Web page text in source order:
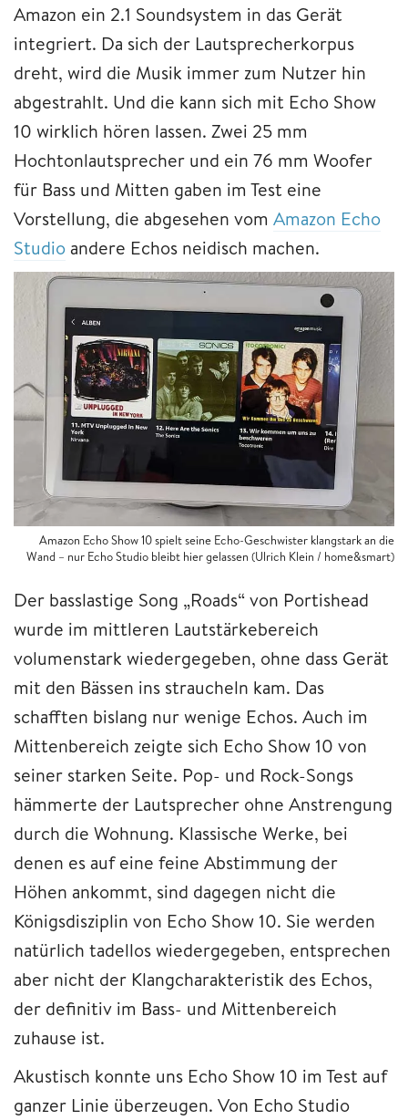
Amazon ein 2.1 Soundsystem in das Gerät
integriert. Da sich der Lautsprecherkorpus
dreht, wird die Musik immer zum Nutzer hin
abgestrahlt. Und die kann sich mit Echo Show
10 wirklich hören lassen. Zwei 25 mm
Hochtonlautsprecher und ein 76 mm Woofer
für Bass und Mitten gaben im Test eine
Vorstellung, die abgesehen vom Amazon Echo
Studio andere Echos neidisch machen.
Amazon Echo Show 10 spielt seine Echo-Geschwister klangstark an die
Wand – nur Echo Studio bleibt hier gelassen (Ulrich Klein / home&smart)
Der basslastige Song „Roads“ von Portishead
wurde im mittleren Lautstärkebereich
volumenstark wiedergegeben, ohne dass Gerät
mit den Bässen ins straucheln kam. Das
schafften bislang nur wenige Echos. Auch im
Mittenbereich zeigte sich Echo Show 10 von
seiner starken Seite. Pop- und Rock-Songs
hämmerte der Lautsprecher ohne Anstrengung
durch die Wohnung. Klassische Werke, bei
denen es auf eine feine Abstimmung der
Höhen ankommt, sind dagegen nicht die
Königsdisziplin von Echo Show 10. Sie werden
natürlich tadellos wiedergegeben, entsprechen
aber nicht der Klangcharakteristik des Echos,
der definitiv im Bass- und Mittenbereich
zuhause ist.
Akustisch konnte uns Echo Show 10 im Test auf
ganzer Linie überzeugen. Von Echo Studio